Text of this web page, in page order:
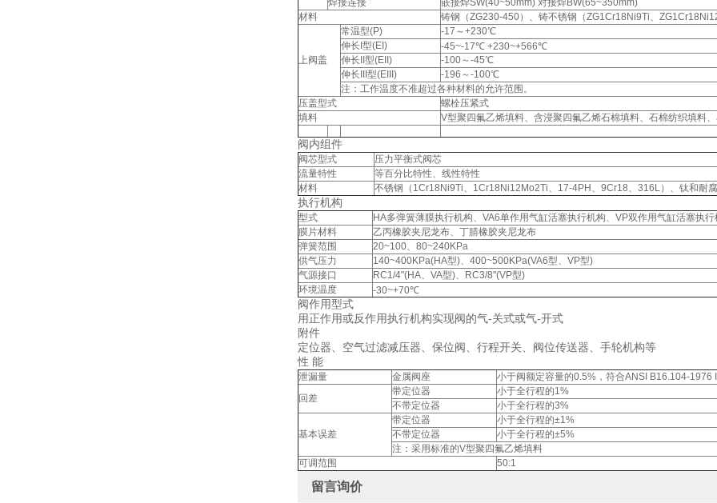
焊接连接
嵌接焊SW(40~50mm) 对接焊BW(65~350mm)
材料
铸钢（ZG230-450）、铸不锈钢（ZG1Cr18Ni9Ti、
上阀盖
常温型(P)
-17～+230℃
伸长I型(EI)
-45~-17℃ +230~+566℃
伸长II型(EII)
-100～-45℃
伸长III型(EIII)
-196～-100℃
注：工作温度不准超过各种材料的允许范围。
压盖型式
螺栓压紧式
填料
V型聚四氟乙烯填料、含浸聚四氟乙烯石棉填料、石棉纺织填料
阀内组件
阀芯型式
压力平衡式阀芯
流量特性
等百分比特性、线性特性
材料
不锈钢（1Cr18Ni9Ti、1Cr18Ni12Mo2Ti、17-4PH、9Cr18、316L）、钛和耐
执行机构
型式
HA多弹簧薄膜执行机构、VA6单作用气缸活塞执行机构、VP双作用气缸活塞执行
膜片材料
乙丙橡胶夹尼龙布、丁腈橡胶夹尼龙布
弹簧范围
20~100、80~240KPa
供气压力
140~400KPa(HA型)、400~500KPa(VA6型、VP型)
气源接口
RC1/4"(HA、VA型)、RC3/8"(VP型)
环境温度
-30~+70℃
阀作用型式
用正作用或反作用执行机构实现阀的气-关式或气-开式
附件
定位器、空气过滤减压器、保位阀、行程开关、阀位传送器、手轮机构等
性 能
泄漏量 金属阀座
小于阀额定容量的0.5%，符合ANSI B16.104-1976
回差
带定位器
小于全行程的1%
不带定位器
小于全行程的3%
基本误差
带定位器
小于全行程的±1%
不带定位器
小于全行程的±5%
注：采用标准的V型聚四氟乙烯填料
可调范围
50:1
留言询价